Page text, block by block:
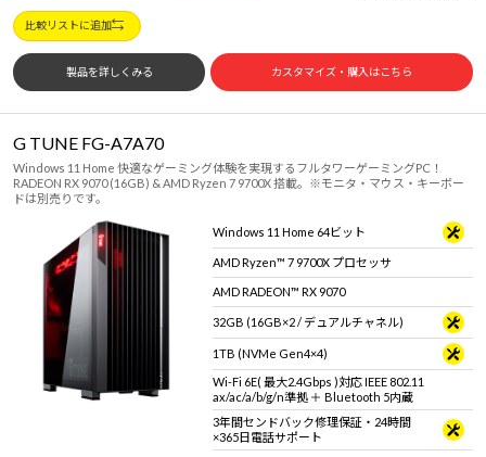
比較リストに追加
製品を詳しくみる カスタマイズ・購入はこちら
G TUNE FG-A7A70
Windows 11 Home 快適なゲーミング体験を実現するフルタワーゲーミングPC！
RADEON RX 9070 (16GB) & AMD Ryzen 7 9700X 搭載。※モニタ・マウス・キーボー
ドは別売りです。
Windows 11 Home 64ビット
AMD Ryzen™ 7 9700X プロセッサ
AMD RADEON™ RX 9070
32GB (16GB×2 / デュアルチャネル)
1TB (NVMe Gen4×4)
Wi-Fi 6E( 最大2.4Gbps )対応 IEEE 802.11
ax/ac/a/b/g/n準拠 ＋ Bluetooth 5内蔵
3年間センドバック修理保証・24時間
×365日電話サポート